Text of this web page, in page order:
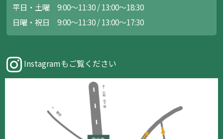
平日・土曜 9:00～11:30 / 13:00～18:30
日曜・祝日 9:00～11:30 / 13:00～17:30
Instagramもご覧ください